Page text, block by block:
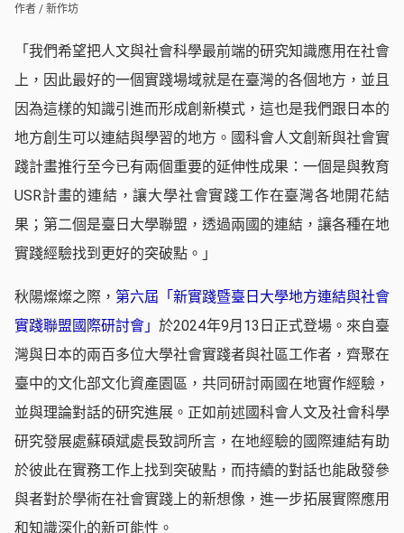
作者 / 新作坊
「我們希望把人文與社會科學最前端的研究知識應用在社會
上，因此最好的一個實踐場域就是在臺灣的各個地方，並且
因為這樣的知識引進而形成創新模式，這也是我們跟日本的
地方創生可以連結與學習的地方。國科會人文創新與社會實
踐計畫推行至今已有兩個重要的延伸性成果：一個是與教育
USR計畫的連結，讓大學社會實踐工作在臺灣各地開花結
果；第二個是臺日大學聯盟，透過兩國的連結，讓各種在地
實踐經驗找到更好的突破點。」
秋陽燦燦之際， 第六屆「新實踐暨臺日大學地方連結與社會
實踐聯盟國際研討會」於2024年9月13日正式登場。來自臺
灣與日本的兩百多位大學社會實踐者與社區工作者，齊聚在
臺中的文化部文化資產園區，共同研討兩國在地實作經驗，
並與理論對話的研究進展。正如前述國科會人文及社會科學
研究發展處蘇碩斌處長致詞所言，在地經驗的國際連結有助
於彼此在實務工作上找到突破點，而持續的對話也能啟發參
與者對於學術在社會實踐上的新想像，進一步拓展實際應用
和知識深化的新可能性。